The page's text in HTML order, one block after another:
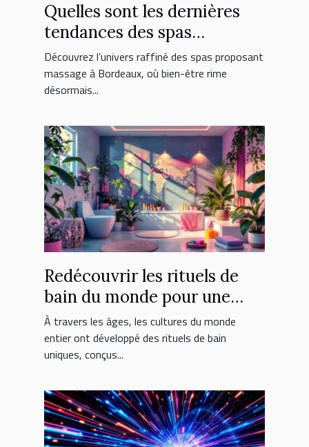
Quelles sont les dernières
tendances des spas
proposant massage à
Bordeaux ?
Découvrez l’univers raffiné des spas proposant
massage à Bordeaux, où bien-être rime
désormais...
Redécouvrir les rituels de
bain du monde pour une
relaxation ultime
À travers les âges, les cultures du monde
entier ont développé des rituels de bain
uniques, conçus...